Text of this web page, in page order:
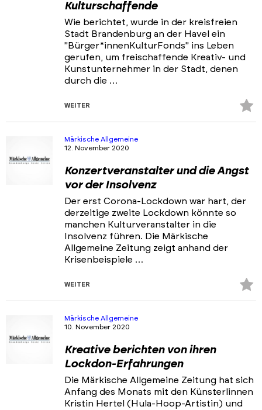
Kulturschaffende
Wie berichtet, wurde in der kreisfreien
Stadt Brandenburg an der Havel ein
"Bürger*innenKulturFonds" ins Leben
gerufen, um freischaffende Kreativ- und
Kunstunternehmer in der Stadt, denen
durch die …
WEITER
Märkische Allgemeine
12. November 2020
Konzertveranstalter und die Angst
vor der Insolvenz
Der erst Corona-Lockdown war hart, der
derzeitige zweite Lockdown könnte so
manchen Kulturveranstalter in die
Insolvenz führen. Die Märkische
Allgemeine Zeitung zeigt anhand der
Krisenbeispiele …
WEITER
Märkische Allgemeine
10. November 2020
Kreative berichten von ihren
Lockdon-Erfahrungen
Die Märkische Allgemeine Zeitung hat sich
Anfang des Monats mit den Künsterlinnen
Kristin Hertel (Hula-Hoop-Artistin) und